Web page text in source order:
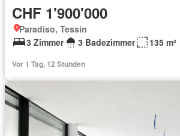
CHF 1'900'000
Paradiso, Tessin
3 Zimmer
3 Badezimmer 135 m²
Vor 1 Tag, 12 Stunden